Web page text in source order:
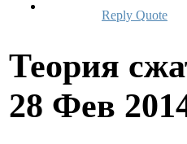
Reply Quote
Теория
28 Фев